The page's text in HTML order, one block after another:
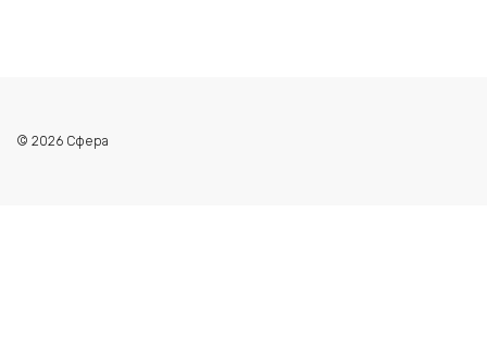
© 2026 Сфера